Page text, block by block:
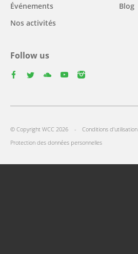
Événements
Nos activités
Blog
Follow us
language
menu
© Copyright WCC 2026
Conditions d'utilisation
Protection des données personnelles